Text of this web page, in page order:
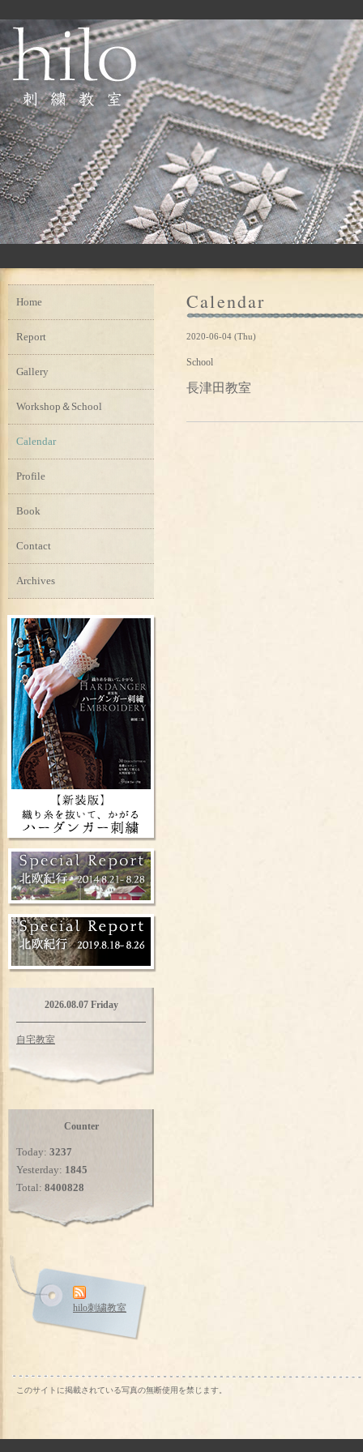
Calendar
2020-06-04 (Thu)
School
長津田教室
Home
Report
Gallery
Workshop＆School
Calendar
Profile
Book
Contact
Archives
2026.08.07 Friday
自宅教室
Counter
Today: 3237
Yesterday: 1845
Total: 8400828
hilo刺繍教室
このサイトに掲載されている写真の無断使用を禁じます。